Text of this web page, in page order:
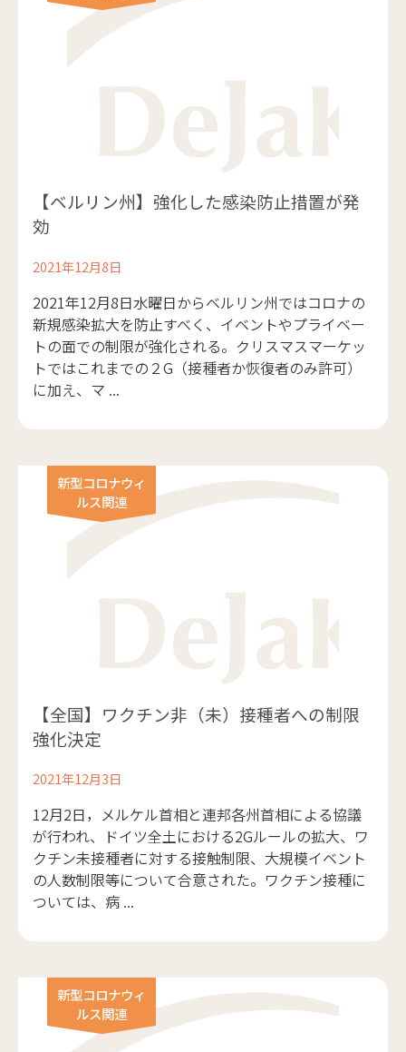
【ベルリン州】強化した感染防止措置が発
効
2021年12月8日
2021年12月8日水曜日からベルリン州ではコロナの
新規感染拡大を防止すべく、イベントやプライベー
トの面での制限が強化される。クリスマスマーケッ
トではこれまでの２G（接種者か恢復者のみ許可）
に加え、マ ...
新型コロナウィ
ルス関連
【全国】ワクチン非（未）接種者への制限
強化決定
2021年12月3日
12月2日，メルケル首相と連邦各州首相による協議
が行われ、ドイツ全土における2Gルールの拡大、ワ
クチン未接種者に対する接触制限、大規模イベント
の人数制限等について合意された。ワクチン接種に
ついては、病 ...
新型コロナウィ
ルス関連